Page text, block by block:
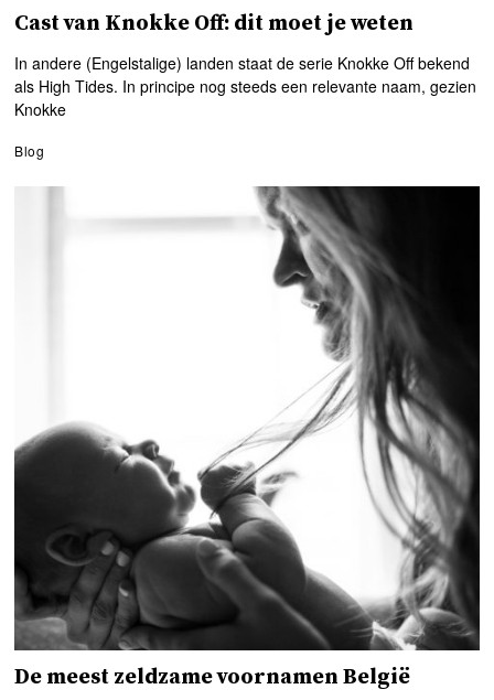
Cast van Knokke Off: dit moet je weten
In andere (Engelstalige) landen staat de serie Knokke Off bekend
als High Tides. In principe nog steeds een relevante naam, gezien
Knokke
Blog
De meest zeldzame voornamen België